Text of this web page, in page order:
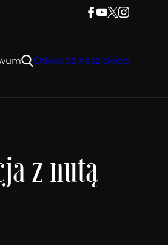
Odwiedź nasz sklep
z nutą